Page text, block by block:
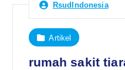
RsudIndonesia
Artikel
rumah sakit